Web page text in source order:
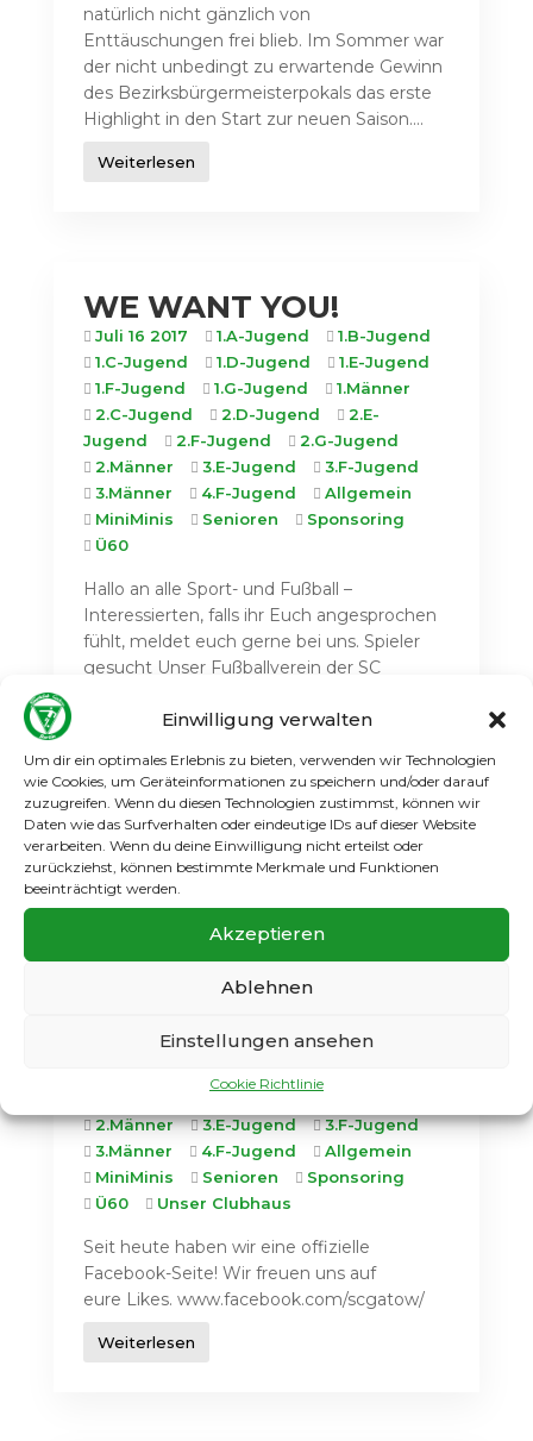
Einwilligung verwalten
Um dir ein optimales Erlebnis zu bieten, verwenden wir Technologien
wie Cookies, um Geräteinformationen zu speichern und/oder darauf
zuzugreifen. Wenn du diesen Technologien zustimmst, können wir
Daten wie das Surfverhalten oder eindeutige IDs auf dieser Website
verarbeiten. Wenn du deine Einwilligung nicht erteilst oder
zurückziehst, können bestimmte Merkmale und Funktionen
beeinträchtigt werden.
Akzeptieren
Ablehnen
Einstellungen ansehen
Cookie Richtlinie
natürlich nicht gänzlich von
Enttäuschungen frei blieb. Im Sommer war
der nicht unbedingt zu erwartende Gewinn
des Bezirksbürgermeisterpokals das erste
Highlight in den Start zur neuen Saison....
Weiterlesen
WE WANT YOU!
Juli 16 2017 1.A-Jugend
1.B-Jugend
1.C-Jugend
1.D-Jugend
1.E-Jugend
1.F-Jugend
1.G-Jugend
1.Männer
2.C-Jugend
2.D-Jugend
2.E-
Jugend
2.F-Jugend
2.G-Jugend
2.Männer
3.E-Jugend
3.F-Jugend
3.Männer
4.F-Jugend
Allgemein
MiniMinis
Senioren
Sponsoring
Ü60
Hallo an alle Sport- und Fußball –
Interessierten, falls ihr Euch angesprochen
fühlt, meldet euch gerne bei uns. Spieler
gesucht Unser Fußballverein der SC
Jahren und für die Ü32, die Lust und
Weiterlesen
Der SCG jetzt auch bei
Facebook
1.A-Jugend
1.F-Jugend
1.G-Jugend
1.Männer
2.Männer
3.E-Jugend
3.F-Jugend
3.Männer
4.F-Jugend
Allgemein
MiniMinis
Senioren
Sponsoring
Ü60
Unser Clubhaus
Seit heute haben wir eine offizielle
Facebook-Seite! Wir freuen uns auf
eure Likes. www.facebook.com/scgatow/
Weiterlesen